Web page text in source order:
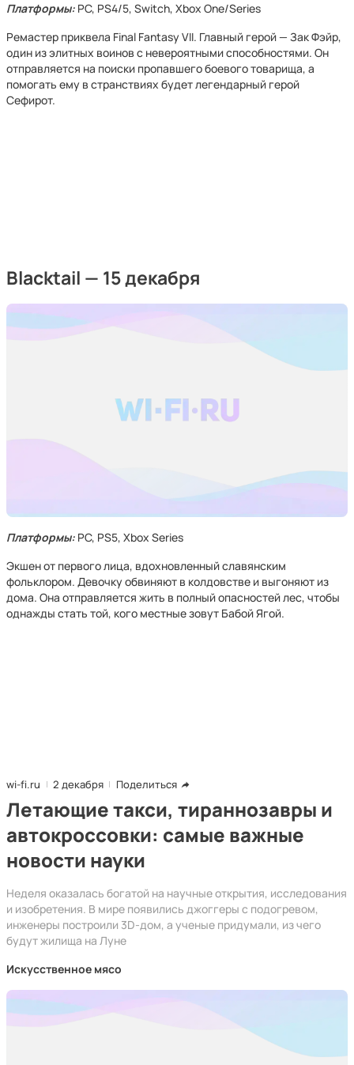
Платформы: PC, PS4/5, Switch, Xbox One/Series
Ремастер приквела Final Fantasy VII. Главный герой — Зак Фэйр,
один из элитных воинов с невероятными способностями. Он
отправляется на поиски пропавшего боевого товарища, а
помогать ему в странствиях будет легендарный герой
Сефирот.
Blacktail — 15 декабря
Платформы: PC, PS5, Xbox Series
Экшен от первого лица, вдохновленный славянским
фольклором. Девочку обвиняют в колдовстве и выгоняют из
дома. Она отправляется жить в полный опасностей лес, чтобы
однажды стать той, кого местные зовут Бабой Ягой.
wi-fi.ru 2 декабря Поделиться
Летающие такси, тираннозавры и
автокроссовки: самые важные
новости науки
Неделя оказалась богатой на научные открытия, исследования
и изобретения. В мире появились джоггеры с подогревом,
инженеры построили 3D-дом, а ученые придумали, из чего
будут жилища на Луне
Искусственное мясо